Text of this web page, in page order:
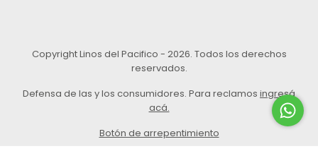
Copyright Linos del Pacifico - 2026. Todos los derechos
reservados.
Defensa de las y los consumidores. Para reclamos ingresá
acá.
Botón de arrepentimiento